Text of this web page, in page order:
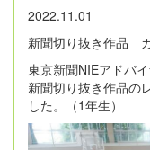
2022.11.01
新聞切り抜き作品
東京新聞NIEアドバ
新聞切り抜き作品の
した。（1年生）